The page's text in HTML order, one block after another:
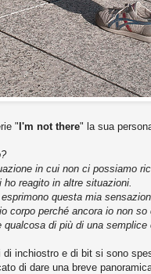
" I'm not there" la sua
in cui non ci possiamo
reagito in altre situazioni.
questa mia
corpo perché ancora io non
di più di una semplice
di inchiostro e di bit si sono
di dare una breve